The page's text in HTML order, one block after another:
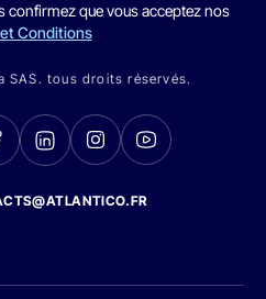
confirmez que vous acceptez nos
Conditions
SAS. tous droits réservés.